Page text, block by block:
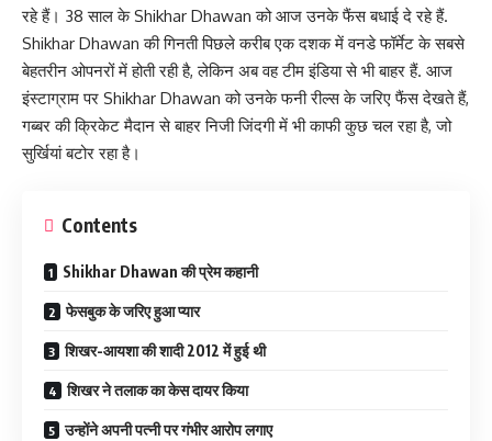
रहे हैं। 38 साल के Shikhar Dhawan को आज उनके फैंस बधाई दे रहे हैं.
Shikhar Dhawan की गिनती पिछले करीब एक दशक में वनडे फॉर्मेट के सबसे
बेहतरीन ओपनरों में होती रही है, लेकिन अब वह टीम इंडिया से भी बाहर हैं. आज
इंस्टाग्राम पर Shikhar Dhawan को उनके फनी रील्स के जरिए फैंस देखते हैं,
गब्बर की क्रिकेट मैदान से बाहर निजी जिंदगी में भी काफी कुछ चल रहा है, जो
सुर्खियां बटोर रहा है।
Contents
Shikhar Dhawan की प्रेम कहानी
फेसबुक के जरिए हुआ प्यार
शिखर-आयशा की शादी 2012 में हुई थी
शिखर ने तलाक का केस दायर किया
उन्होंने अपनी पत्नी पर गंभीर आरोप लगाए